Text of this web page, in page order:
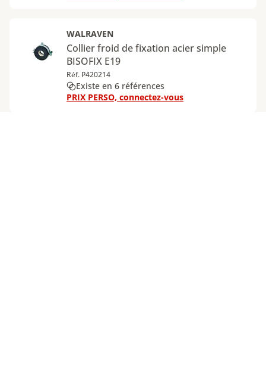
WALRAVEN
Collier froid de fixation acier simple
BISOFIX E19
Réf. P420214
Existe en 6 références
PRIX PERSO, connectez-vous